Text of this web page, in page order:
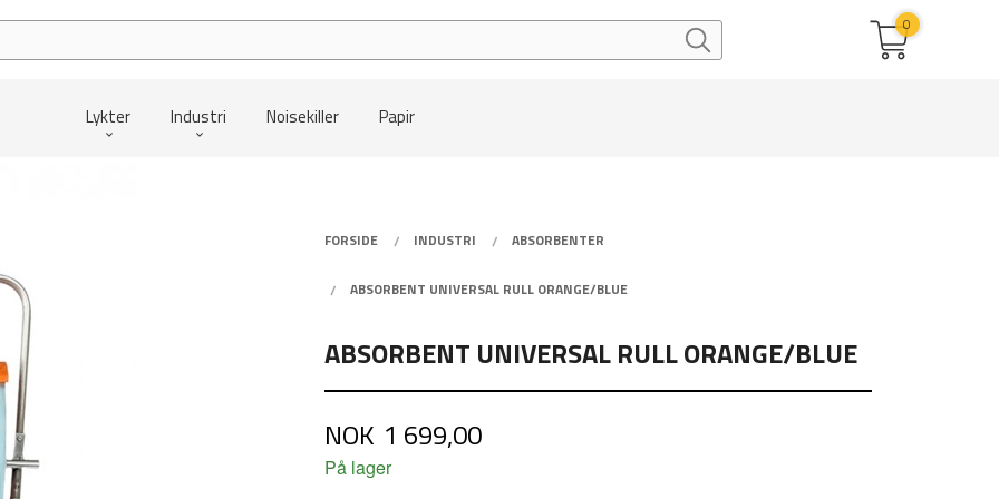
Lykter Industri Noisekiller Papir
0
FORSIDE INDUSTRI ABSORBENTER
ABSORBENT UNIVERSAL RULL ORANGE/BLUE
ABSORBENT UNIVERSAL RULL ORANGE/BLUE
Pris
NOK 1 699,00
På lager